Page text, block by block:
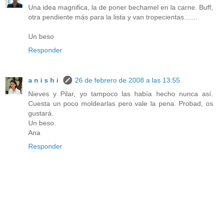
Una idea magnifica, la de poner bechamel en la carne. Buff,
otra pendiente más para la lista y van tropecientas.......
Un beso
Responder
a n i s h i
26 de febrero de 2008 a las 13:55
Nieves y Pilar, yo tampoco las había hecho nunca así.
Cuesta un poco moldearlas pero vale la pena. Probad, os
gustará.
Un beso.
Ana
Responder